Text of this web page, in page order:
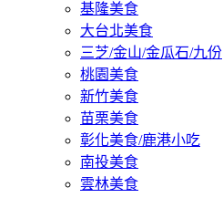
基隆美食
大台北美食
三芝/金山/金瓜石/九份
桃園美食
新竹美食
苗栗美食
彰化美食/鹿港小吃
南投美食
雲林美食